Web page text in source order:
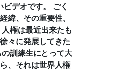
デオです。
ごく
緯、その重要性、
権は最近出来たも
々に発展してきた
訓練生にとって大
、それは世界人権